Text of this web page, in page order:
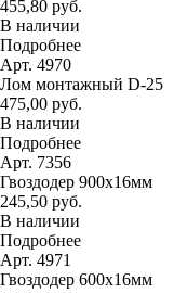
455,80 руб.
В наличии
Подробнее
Арт. 4970
Лом монтажный D-25
475,00 руб.
В наличии
Подробнее
Арт. 7356
Гвоздодер 900х16мм
245,50 руб.
В наличии
Подробнее
Арт. 4971
Гвоздодер 600х16мм